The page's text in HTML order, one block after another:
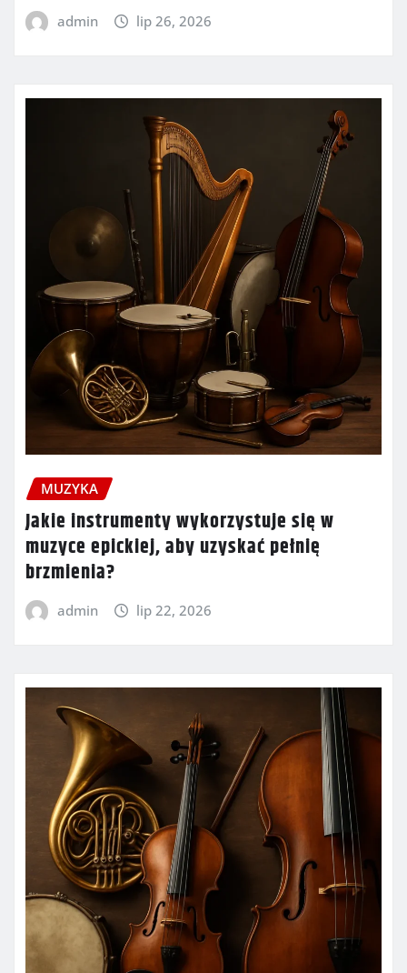
admin lip 26, 2026
MUZYKA
Jakie instrumenty wykorzystuje się w
muzyce epickiej, aby uzyskać pełnię
brzmienia?
admin lip 22, 2026